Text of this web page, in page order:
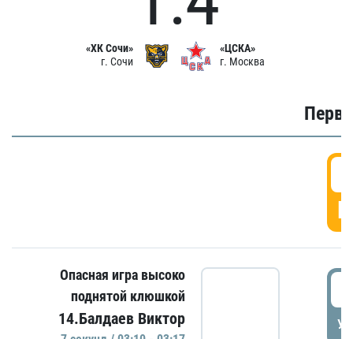
«ХК Сочи»
г. Сочи
«ЦСКА»
г. Москва
Опасная игра высоко
поднятой клюшкой
14.Балдаев Виктор